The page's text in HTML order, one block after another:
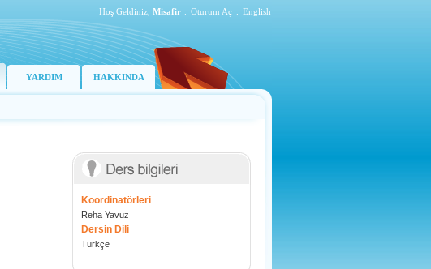
Hoş Geldiniz, Misafir Oturum Aç English
YARDIM HAKKINDA
Koordinatörleri
Reha Yavuz
Dersin Dili
Türkçe